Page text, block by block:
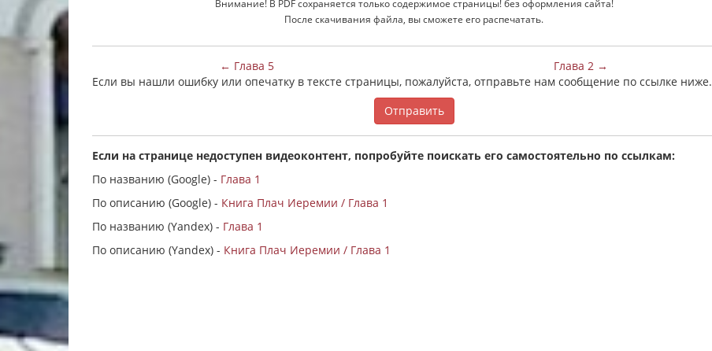
Внимание! В PDF сохраняется только содержимое страницы! без оформления сайта!
После скачивания файла, вы сможете его распечатать.
← Глава 5
Глава 2 →
Если вы нашли ошибку или опечатку в тексте страницы, пожалуйста, отправьте нам сообщение по ссылке ниже.
Отправить
Если на странице недоступен видеоконтент, попробуйте поискать его самостоятельно по ссылкам:
По названию (Google) - Глава 1
По описанию (Google) - Книга Плач Иеремии / Глава 1
По названию (Yandex) - Глава 1
По описанию (Yandex) - Книга Плач Иеремии / Глава 1